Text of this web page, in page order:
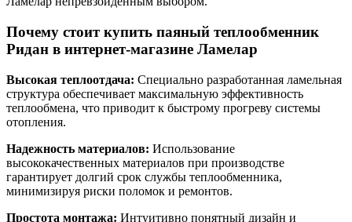
Почему стоит купить паяный теплообменник
Ридан в интернет-магазине Ламелар
Высокая теплоотдача: Специально разработанная ламельная
структура обеспечивает максимальную эффективность
теплообмена, что приводит к быстрому прогреву системы
отопления.
Надежность материалов: Использование
высококачественных материалов при производстве
гарантирует долгий срок службы теплообменника,
минимизируя риски поломок и ремонтов.
Простота монтажа: Интуитивно понятный дизайн и